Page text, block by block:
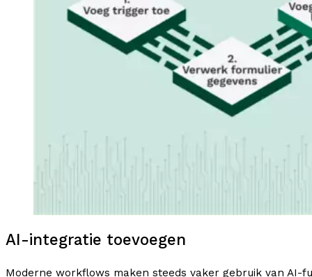
AI-integratie toevoegen
Moderne workflows maken steeds vaker gebruik van